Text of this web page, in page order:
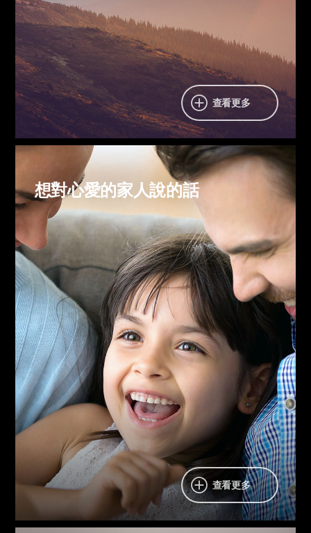
查看更多
靈的逃城和地球
想對心愛的家人說的話
查看更多
想對心愛的家人說的話
讓對方會心一笑的話是「謝謝你。」
令人神氣活現的話是「做得真棒！」
使心靈合而為一的話是「托你的福。」
能拭去悲傷的話是「這不是你的錯。」
不會使流下的汗水付諸東流的話是「真是辛苦了。」
能平息憤怒的話是「對不起。」
能減輕心頭重擔的話是「不要擔心，會好起來的。」
比起忠告更有效的話是「沒關係，也會有那樣的時
候。」
能使對方神采奕奕的話是「我為你自豪。」
無論何時說，何時聽，都令人喜悅的話是「我愛
你。」
美麗的弟兄友愛
母親之心和錫安